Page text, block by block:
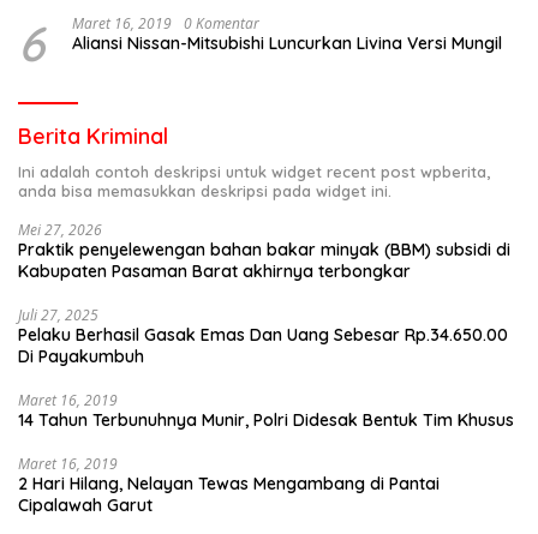
6 Maret 16, 2019 0 Komentar
Aliansi Nissan-Mitsubishi Luncurkan Livina Versi Mungil
Berita Kriminal
Ini adalah contoh deskripsi untuk widget recent post wpberita,
anda bisa memasukkan deskripsi pada widget ini.
Mei 27, 2026
Praktik penyelewengan bahan bakar minyak (BBM) subsidi di
Kabupaten Pasaman Barat akhirnya terbongkar
Juli 27, 2025
Pelaku Berhasil Gasak Emas Dan Uang Sebesar Rp.34.650.00
Di Payakumbuh
Maret 16, 2019
14 Tahun Terbunuhnya Munir, Polri Didesak Bentuk Tim Khusus
Maret 16, 2019
2 Hari Hilang, Nelayan Tewas Mengambang di Pantai
Cipalawah Garut